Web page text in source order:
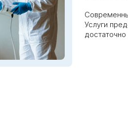
Услуги